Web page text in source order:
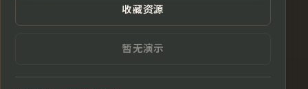
收藏资源
暂无演示